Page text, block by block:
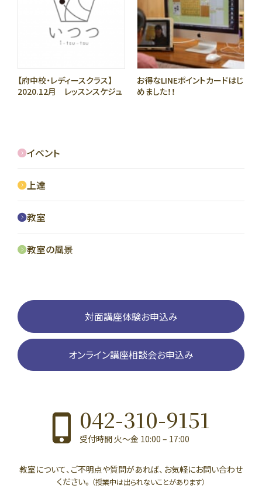
【府中校・レディースクラス】
2020.12月 レッスンスケジュ
お得なLINEポイントカードはじ
めました！！
イベント
上達
教室
教室の風景
対面講座体験お申込み
オンライン講座相談会お申込み
042-310-9151
受付時間 火〜金 10:00 – 17:00
教室について、ご不明点や質問があれば、お気軽にお問い合わせ
ください。 （授業中は出られないことがあります）